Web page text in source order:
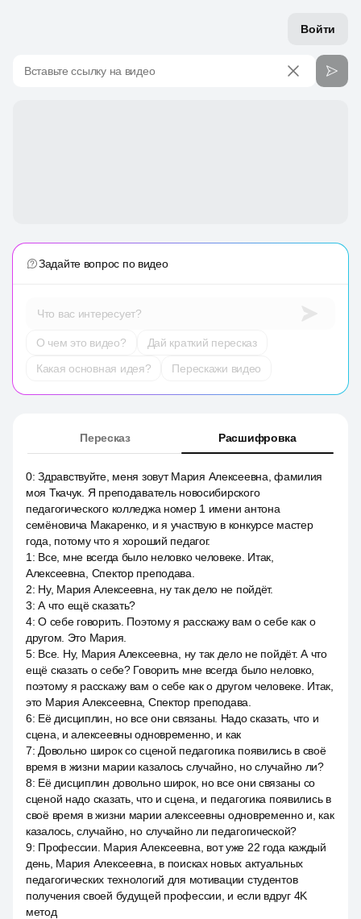
Войти
Вставьте ссылку на видео
Задайте вопрос по видео
Что вас интересует?
О чем это видео?
Дай краткий пересказ
Какая основная идея?
Перескажи видео
Пересказ Расшифровка
0:Здравствуйте, меня зовут Мария Алексеевна, фамилия
моя Ткачук. Я преподаватель новосибирского
педагогического колледжа номер 1 имени антона
семёновича Макаренко, и я участвую в конкурсе мастер
года, потому что я хороший педагог.
1 : Все, мне всегда было неловко человеке. Итак,
Алексеевна, Спектор преподава.
2: Ну, Мария Алексеевна, ну так дело не пойдёт.
3:А что ещё сказать?
4:О себе говорить. Поэтому я расскажу вам о себе как о
другом. Это Мария.
5: Все. Ну, Мария Алексеевна, ну так дело не пойдёт. А что
ещё сказать о себе? Говорить мне всегда было неловко,
поэтому я расскажу вам о себе как о другом человеке. Итак,
это Мария Алексеевна, Спектор преподава.
6: Её дисциплин, но все они связаны. Надо сказать, что и
сцена, и алексеевны одновременно, и как
7: Довольно широк со сценой педагогика появились в своё
время в жизни марии казалось случайно, но случайно ли?
8: Её дисциплин довольно широк, но все они связаны со
сценой надо сказать, что и сцена, и педагогика появились в
своё время в жизни марии алексеевны одновременно и, как
казалось, случайно, но случайно ли педагогической?
9: Профессии. Мария Алексеевна, вот уже 22 года каждый
день, Мария Алексеевна, в поисках новых актуальных
педагогических технологий для мотивации студентов
получения своей будущей профессии, и если вдруг 4K
метод